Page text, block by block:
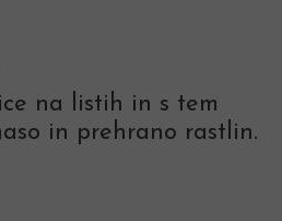
na listih in s tem
in prehrano rastlin.